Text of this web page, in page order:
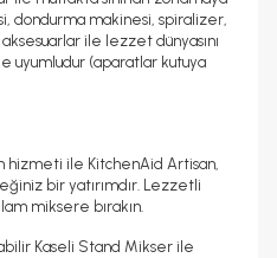
dondurma makinesi, spiralizer,
aksesuarlar ile lezzet dünyasını
uyumludur (aparatlar kutuya
hizmeti ile KitchenAid Artisan,
bir yatırımdır. Lezzetli
miksere bırakın.
Kaseli Stand Mikser ile